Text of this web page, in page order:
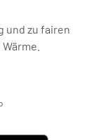
und zu fairen